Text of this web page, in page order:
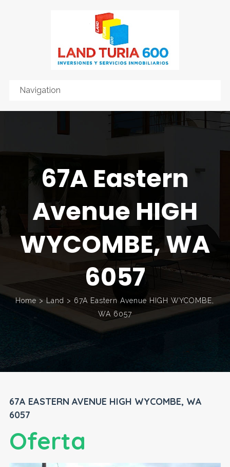
67A Eastern
Avenue HIGH
WYCOMBE, WA
6057
Home > Land > 67A Eastern Avenue HIGH WYCOMBE,
WA 6057
67A EASTERN AVENUE HIGH WYCOMBE, WA
6057
Oferta